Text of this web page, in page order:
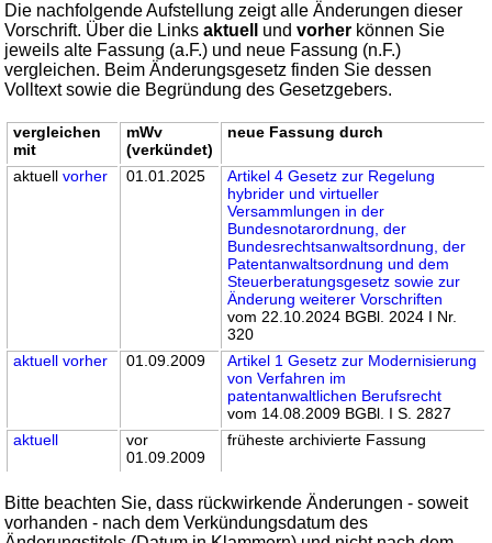
Die nachfolgende Aufstellung zeigt alle Änderungen dieser
Vorschrift. Über die Linksaktuell undvorher können Sie
jeweils alte Fassung (a.F.) und neue Fassung (n.F.)
vergleichen. Beim Änderungsgesetz finden Sie dessen
Volltext sowie die Begründung des Gesetzgebers.
vergleichen
mit
mWv
(verkündet)
neue Fassung durch
aktuellvorher 01.01.2025
Artikel 4 Gesetz zur Regelung
hybrider und virtueller
Versammlungen in der
Bundesnotarordnung, der
Bundesrechtsanwaltsordnung, der
Patentanwaltsordnung und dem
Steuerberatungsgesetz sowie zur
Änderung weiterer Vorschriften
vom 22.10.2024 BGBl. 2024 I Nr.
320
aktuell vorher 01.09.2009
Artikel 1 Gesetz zur Modernisierung
von Verfahren im
patentanwaltlichen Berufsrecht
vom 14.08.2009 BGBl. I S. 2827
aktuell
vor
01.09.2009
früheste archivierte Fassung
Bitte beachten Sie, dass rückwirkende Änderungen - soweit
vorhanden - nach dem Verkündungsdatum des